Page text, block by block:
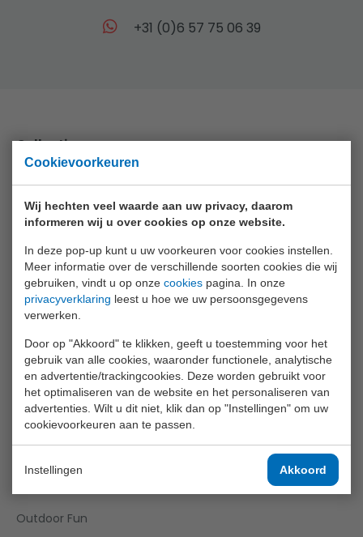
Cookievoorkeuren
Wij hechten veel waarde aan uw privacy, daarom
informeren wij u over cookies op onze website.
In deze pop-up kunt u uw voorkeuren voor cookies instellen.
Meer informatie over de verschillende soorten cookies die wij
gebruiken, vindt u op onze cookies pagina. In onze
privacyverklaring leest u hoe we uw persoonsgegevens
verwerken.
Door op "Akkoord" te klikken, geeft u toestemming voor het
gebruik van alle cookies, waaronder functionele, analytische
en advertentie/trackingcookies. Deze worden gebruikt voor
het optimaliseren van de website en het personaliseren van
advertenties. Wilt u dit niet, klik dan op "Instellingen" om uw
cookievoorkeuren aan te passen.
Instellingen Akkoord
+31 (0)6 57 75 06 39
Collectie
Aqua Fun
Bikefun
Boys
Crea Kids
Funtoy
Games
Girls
Happy World
Outdoor Fun